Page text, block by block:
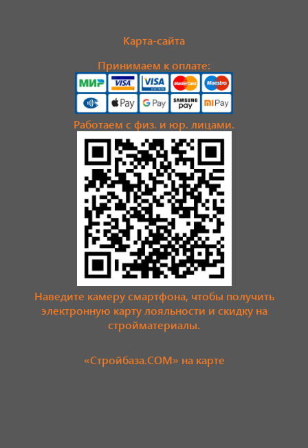
Карта-сайта
Принимаем к оплате:
Работаем с физ. и юр. лицами.
Наведите камеру смартфона, чтобы получить
электронную карту лояльности и скидку на
стройматериалы.
«Стройбаза.COM» на карте